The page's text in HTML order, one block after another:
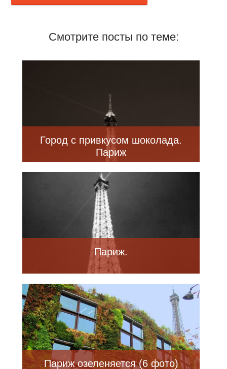
Смотрите посты по теме:
Город с привкусом шоколада.
Париж
Париж.
Париж озеленяется (6 фото)